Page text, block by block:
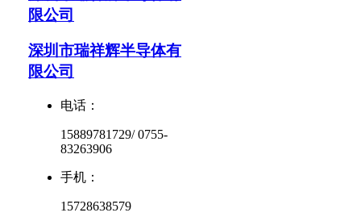
限公司
深圳市瑞祥辉半导体有
限公司
电话：
15889781729/ 0755-
83263906
手机：
15728638579